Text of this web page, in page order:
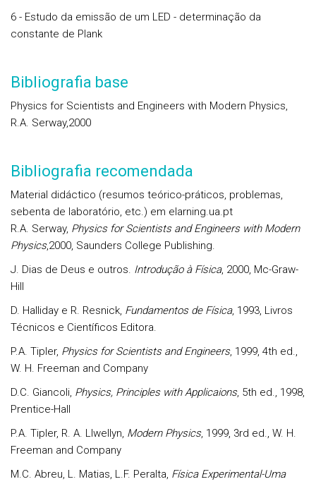
6 - Estudo da emissão de um LED - determinação da
constante de Plank
Bibliografia base
Physics for Scientists and Engineers with Modern Physics,
R.A. Serway,2000
Bibliografia recomendada
Material didáctico (resumos teórico-práticos, problemas,
sebenta de laboratório, etc.) em elarning.ua.pt
R.A. Serway, Physics for Scientists and Engineers with Modern
Physics,2000, Saunders College Publishing.
J. Dias de Deus e outros. Introdução à Física, 2000, Mc-Graw-
Hill
D. Halliday e R. Resnick, Fundamentos de Física, 1993, Livros
Técnicos e Científicos Editora.
P.A. Tipler, Physics for Scientists and Engineers, 1999, 4th ed.,
W. H. Freeman and Company
D.C. Giancoli, Physics, Principles with Applicaions, 5th ed., 1998,
Prentice-Hall
P.A. Tipler, R. A. Llwellyn, Modern Physics, 1999, 3rd ed., W. H.
Freeman and Company
M.C. Abreu, L. Matias, L.F. Peralta, Física Experimental-Uma